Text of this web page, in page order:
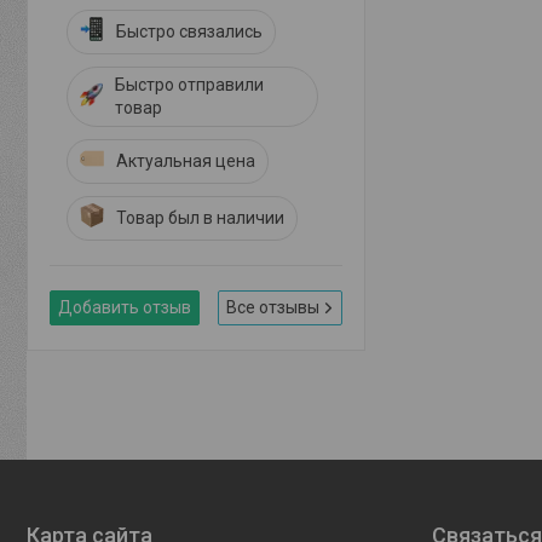
Быстро связались
Быстро отправили
товар
Актуальная цена
Товар был в наличии
Добавить отзыв Все отзывы
Карта сайта